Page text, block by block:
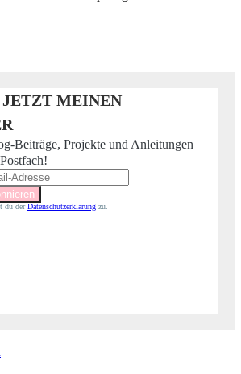
MEINEN
Beiträge, Projekte und Anleitungen
du derDatenschutzerklärung zu.